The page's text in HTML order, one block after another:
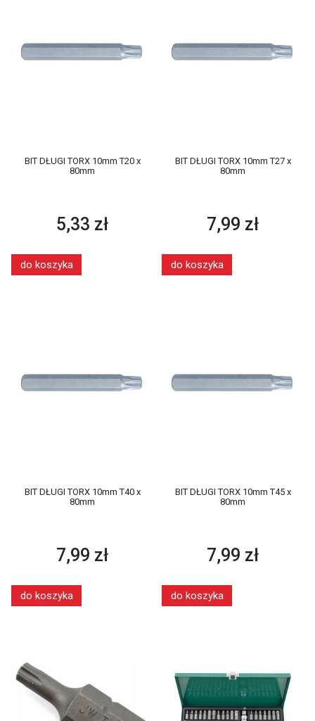
BIT DŁUGI TORX 10mm T20 x
80mm
5,33 zł
do koszyka
BIT DŁUGI TORX 10mm T27 x
80mm
7,99 zł
do koszyka
BIT DŁUGI TORX 10mm T40 x
80mm
7,99 zł
do koszyka
BIT DŁUGI TORX 10mm T45 x
80mm
7,99 zł
do koszyka